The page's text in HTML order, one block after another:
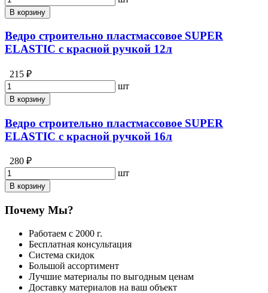
В корзину
Ведро строительно пластмассовое SUPER
ELASTIC с красной ручкой 12л
215 ₽
шт
В корзину
Ведро строительно пластмассовое SUPER
ELASTIC с красной ручкой 16л
280 ₽
шт
В корзину
Почему Мы?
Работаем с 2000 г.
Бесплатная консультация
Система скидок
Большой ассортимент
Лучшие материалы по выгодным ценам
Доставку материалов на ваш объект